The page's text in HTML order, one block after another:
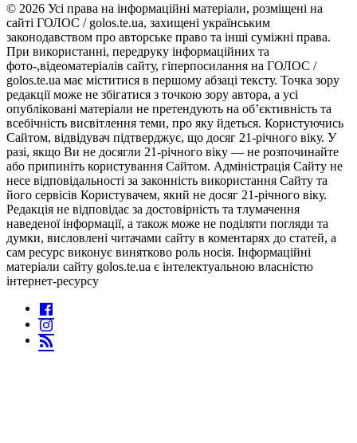
© 2026 Усі права на інформаційні матеріали, розміщені на
сайті ГОЛОС / golos.te.ua, захищені українським
законодавством про авторське право та інші суміжні права.
При використанні, передруку інформаційних та
фото-,відеоматеріалів сайту, гіперпосилання на ГОЛОС /
golos.te.ua має міститися в першому абзаці тексту. Точка зору
редакції може не збігатися з точкою зору автора, а усі
опубліковані матеріали не претендують на об’єктивність та
всебічність висвітлення теми, про яку йдеться. Користуючись
Сайтом, відвідувач підтверджує, що досяг 21-річного віку. У
разі, якщо Ви не досягли 21-річного віку — не розпочинайте
або припиніть користування Сайтом. Адміністрація Сайту не
несе відповідальності за законність використання Сайту та
його сервісів Користувачем, який не досяг 21-річного віку.
Редакція не відповідає за достовірність та тлумачення
наведеної інформації, а також може не поділяти погляди та
думки, висловлені читачами сайту в коментарях до статей, а
сам ресурс виконує винятково роль носія. Інформаційні
матеріали сайту golos.te.ua є інтелектуальною власністю
інтернет-ресурсу